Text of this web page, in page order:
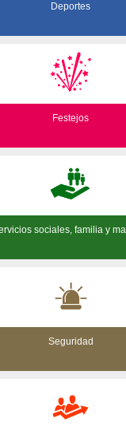
Deportes
Festejos
sociales, familia y
Seguridad